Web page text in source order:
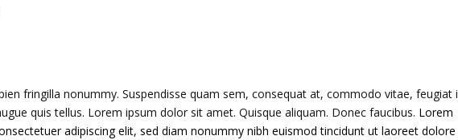
fringilla nonummy.Suspendisse quam sem, consequat at, commodo vitae, feugiat
quis tellus. Lorem ipsum dolor sit amet. Quisque aliquam. Donec faucibus. Lorem
adipiscing elit, sed diam nonummy nibh euismod tincidunt ut laoreet dolore